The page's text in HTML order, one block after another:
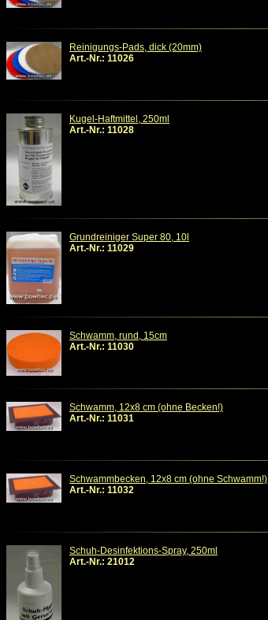
Reinigungs-Pads, dick (20mm)
Art.-Nr.: 11026
Kugel-Haftmittel, 250ml
Art.-Nr.: 11028
Grundreiniger Super 80, 10l
Art.-Nr.: 11029
Schwamm, rund, 15cm
Art.-Nr.: 11030
Schwamm, 12x8 cm (ohne Becken!)
Art.-Nr.: 11031
Schwammbecken, 12x8 cm (ohne Schwamm!)
Art.-Nr.: 11032
Schuh-Desinfektions-Spray, 250ml
Art.-Nr.: 21012